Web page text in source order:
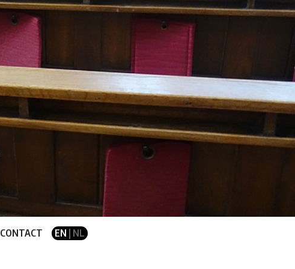
CONTACT EN | NL